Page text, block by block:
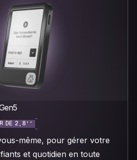
DE 2,8’’
même, pour gérer votre
et quotidien en toute